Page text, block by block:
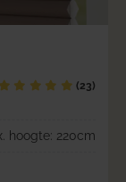
(23)
hoogte: 220cm